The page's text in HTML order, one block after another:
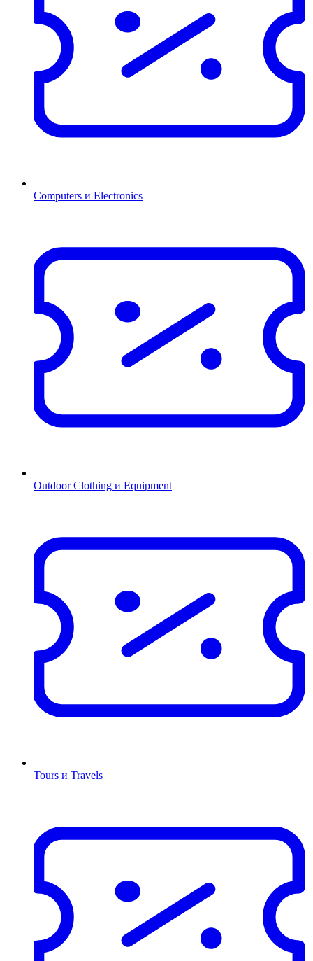
Computers и Electronics
Outdoor Clothing и Equipment
Tours и Travels